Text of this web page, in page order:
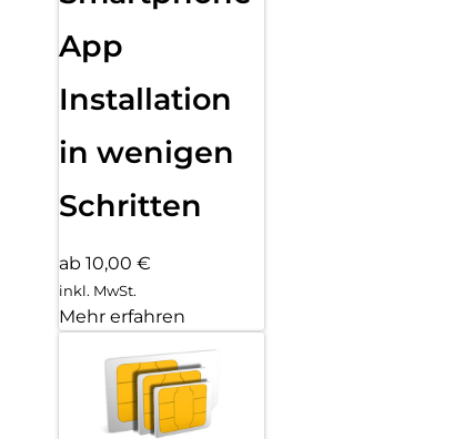
App
Installation
in wenigen
Schritten
ab 10,00 €
inkl. MwSt.
Mehr erfahren